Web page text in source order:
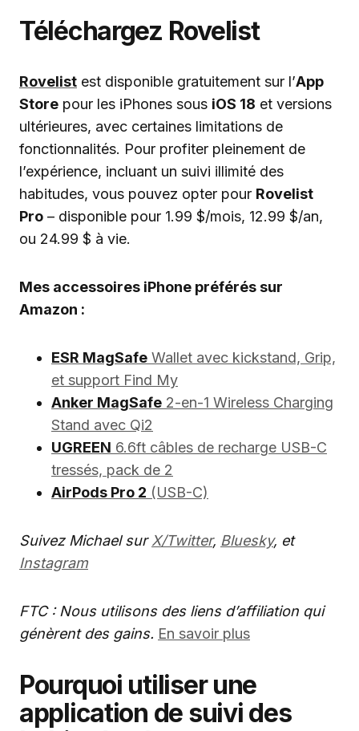
Téléchargez Rovelist
Rovelist est disponible gratuitement sur l’App
Store pour les iPhones sous iOS 18 et versions
ultérieures, avec certaines limitations de
fonctionnalités. Pour profiter pleinement de
l’expérience, incluant un suivi illimité des
habitudes, vous pouvez opter pour Rovelist
Pro – disponible pour 1.99 $/mois, 12.99 $/an,
ou 24.99 $ à vie.
Mes accessoires iPhone préférés sur
Amazon :
ESR MagSafe Wallet avec kickstand, Grip,
et support Find My
Anker MagSafe 2-en-1 Wireless Charging
Stand avec Qi2
UGREEN 6.6ft câbles de recharge USB-C
tressés, pack de 2
AirPods Pro 2 (USB-C)
Suivez Michael surX/Twitter, Bluesky, et
Instagram
FTC : Nous utilisons des liens d’affiliation qui
génèrent des gains. En savoir plus
Pourquoi utiliser une
application de suivi des